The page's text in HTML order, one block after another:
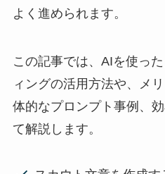
よく進められます。
この記事では、AIを使っ
ィングの活用方法や、メ
体的なプロンプト事例、
て解説します。